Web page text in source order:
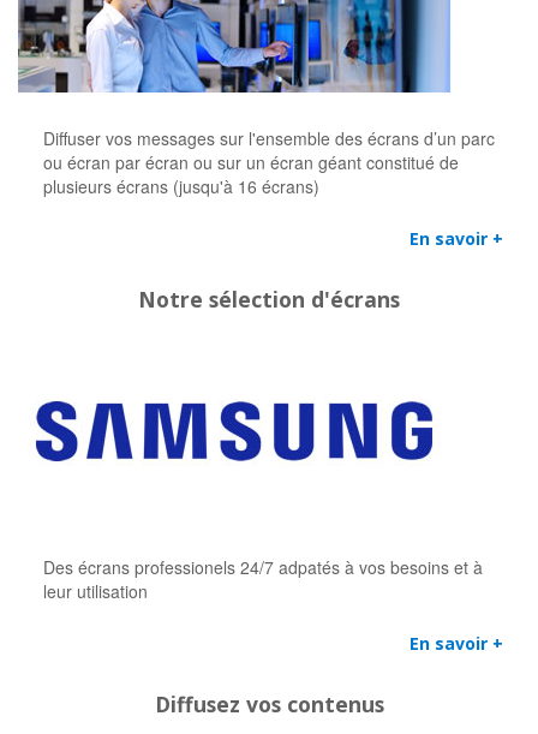
Diffuser vos messages sur l'ensemble des écrans d’un parc
ou écran par écran ou sur un écran géant constitué de
plusieurs écrans (jusqu'à 16 écrans)
En savoir +
Notre sélection d'écrans
Des écrans professionels 24/7 adpatés à vos besoins et à
leur utilisation
En savoir +
Diffusez vos contenus